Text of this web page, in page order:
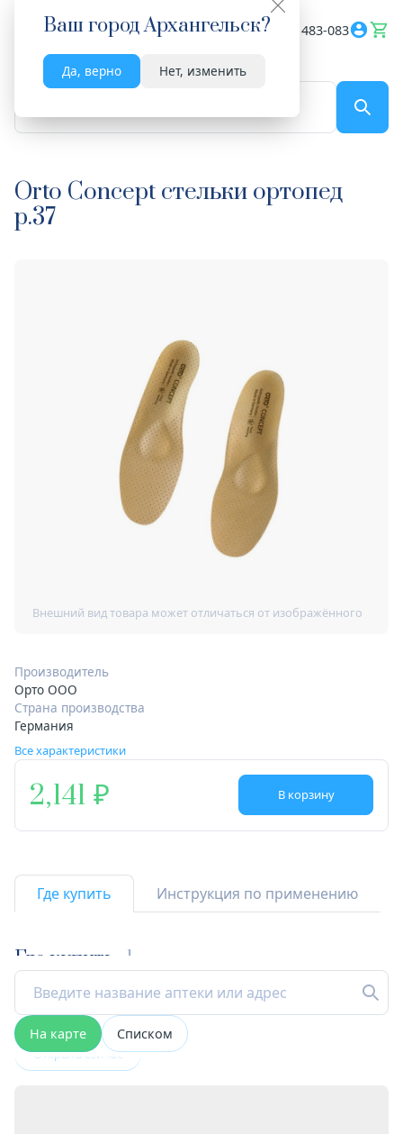
Ваш городАрхангельск?
Да, верно Нет, изменить
Весь сайт 8182 483-083
Orto Concept стельки ортопед
р.37
Производитель
Орто ООО
Страна производства
Германия
Все характеристики
2,141 В корзину
Где купить Инструкция по применению
Где купить 1
На карте Списком
Открыта сейчас